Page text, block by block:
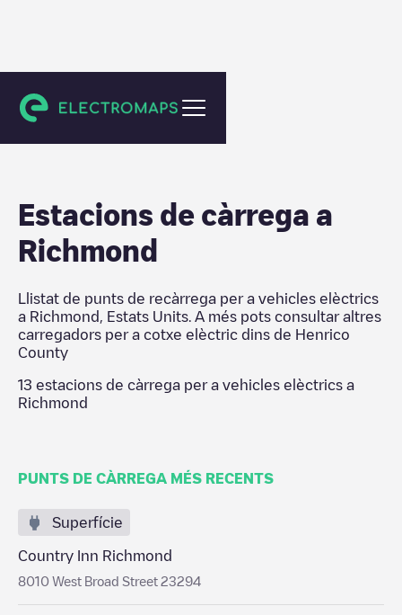
Henrico County
Estacions de càrrega a
Richmond
Llistat de punts de recàrrega per a vehicles elèctrics
a Richmond Estats Units . A més pots consultar altres
carregadors per a cotxe elèctric dins de Henrico
County
13 estacions de càrrega per a vehicles elèctrics a
Richmond
PUNTS DE CÀRREGA MÉS RECENTS
Superfície
Country Inn Richmond
8010 West Broad Street 23294